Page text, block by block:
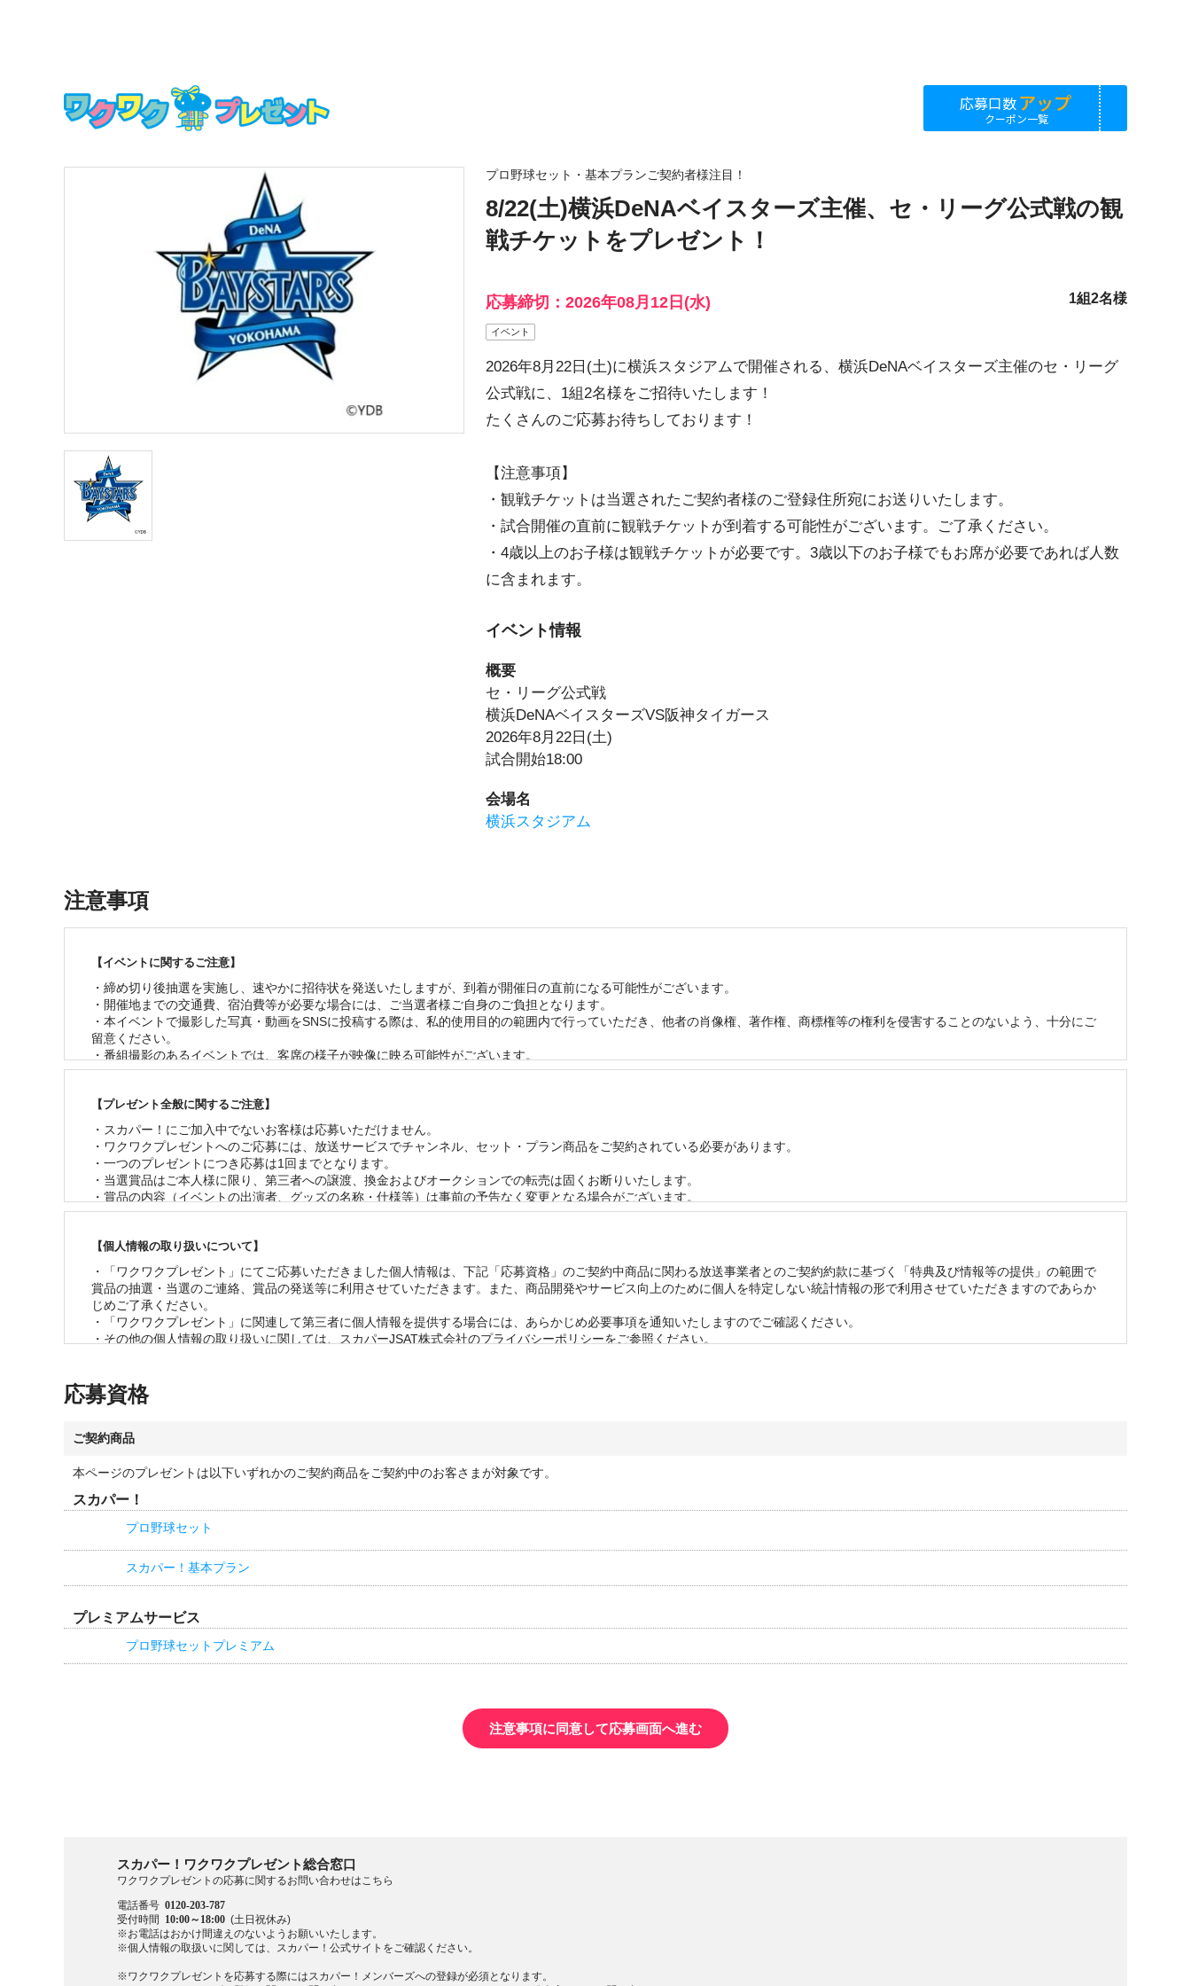
応募口数アップ
クーポン一覧
プロ野球セット・基本プランご契約者様注目！
8/22(土)横浜DeNAベイスターズ主催、セ・リーグ公式戦の観
戦チケットをプレゼント！
応募締切：2026年08月12日(水) 1組2名様
イベント
2026年8月22日(土)に横浜スタジアムで開催される、横浜DeNAベイスターズ主催のセ・リーグ
公式戦に、1組2名様をご招待いたします！
たくさんのご応募お待ちしております！
【注意事項】
・観戦チケットは当選されたご契約者様のご登録住所宛にお送りいたします。
・試合開催の直前に観戦チケットが到着する可能性がございます。ご了承ください。
・4歳以上のお子様は観戦チケットが必要です。3歳以下のお子様でもお席が必要であれば人数
に含まれます。
イベント情報
概要
セ・リーグ公式戦
横浜DeNAベイスターズVS阪神タイガース
2026年8月22日(土)
試合開始18:00
会場名
横浜スタジアム
注意事項
【イベントに関するご注意】
・締め切り後抽選を実施し、速やかに招待状を発送いたしますが、到着が開催日の直前になる可能性がございます。
・開催地までの交通費、宿泊費等が必要な場合には、ご当選者様ご自身のご負担となります。
・本イベントで撮影した写真・動画をSNSに投稿する際は、私的使用目的の範囲内で行っていただき、他者の肖像権、著作権、商標権等の権利を侵害することのないよう、十分にご
留意ください。
・番組撮影のあるイベントでは、客席の様子が映像に映る可能性がございます。
・やむを得ない事情が発生した場合、予告なく内容の変更またはイベントを中止する場合がございます。
・新型コロナウイルス感染拡大防止の取り組みに関しましては、主催者・イベント会場等の方針に従っていただきますようお願いいたします。
【プレゼント全般に関するご注意】
・スカパー！にご加入中でないお客様は応募いただけません。
・ワクワクプレゼントへのご応募には、放送サービスでチャンネル、セット・プラン商品をご契約されている必要があります。
・一つのプレゼントにつき応募は1回までとなります。
・当選賞品はご本人様に限り、第三者への譲渡、換金およびオークションでの転売は固くお断りいたします。
・賞品の内容（イベントの出演者、グッズの名称・仕様等）は事前の予告なく変更となる場合がございます。
・お客様の当選機会均等のため、一度当選されたお客様は2ヶ月以内の再当選はできませんのであらかじめご了承ください。
・応募状況、および当落に関するお問い合わせは一切ご回答できかねます。
・賞品の管理には万全を期しておりますが、配送を伴う賞品において万が一破損・不良があった場合、同じ賞品をご提供できない可能性がございます。予めご容赦ください。
【個人情報の取り扱いについて】
・「ワクワクプレゼント」にてご応募いただきました個人情報は、下記「応募資格」のご契約中商品に関わる放送事業者とのご契約約款に基づく「特典及び情報等の提供」の範囲で
賞品の抽選・当選のご連絡、賞品の発送等に利用させていただきます。また、商品開発やサービス向上のために個人を特定しない統計情報の形で利用させていただきますのであらか
じめご了承ください。
・「ワクワクプレゼント」に関連して第三者に個人情報を提供する場合には、あらかじめ必要事項を通知いたしますのでご確認ください。
・その他の個人情報の取り扱いに関しては、スカパーJSAT株式会社のプライバシーポリシーをご参照ください。
応募資格
ご契約商品
本ページのプレゼントは以下いずれかのご契約商品をご契約中のお客さまが対象です。
スカパー！
プロ野球セット
スカパー！基本プラン
プレミアムサービス
プロ野球セットプレミアム
注意事項に同意して応募画面へ進む
スカパー！ワクワクプレゼント総合窓口
ワクワクプレゼントの応募に関するお問い合わせはこちら
電話番号 0120-203-787
受付時間 10:00～18:00 (土日祝休み)
※お電話はおかけ間違えのないようお願いいたします。
※個人情報の取扱いに関しては、スカパー！公式サイトをご確認ください。
※ワクワクプレゼントを応募する際にはスカパー！メンバーズへの登録が必須となります。